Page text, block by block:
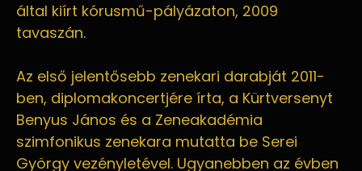
által kiírt kórusmű-pályázaton, 2009
tavaszán.
Az első jelentősebb zenekari darabját 2011-
ben, diplomakoncertjére írta, a Kürtversenyt
Benyus János és a Zeneakadémia
szimfonikus zenekara mutatta be Serei
György vezényletével. Ugyanebben az évben